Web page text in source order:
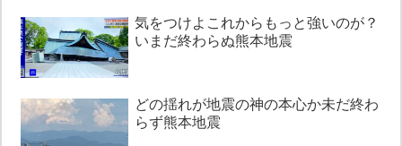
気をつけよこれからもっと強いのが？
いまだ終わらぬ熊本地震
どの揺れが地震の神の本心か未だ終わ
らず熊本地震